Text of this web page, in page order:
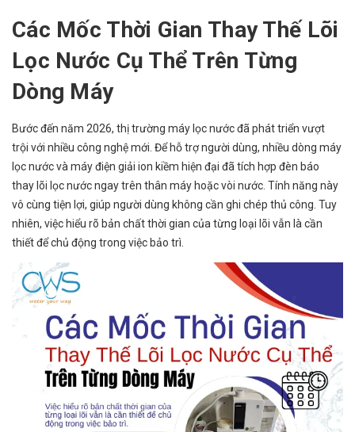
Các Mốc Thời Gian Thay Thế Lõi
Lọc Nước Cụ Thể Trên Từng
Dòng Máy
Bước đến năm 2026, thị trường máy lọc nước đã phát triển vượt
trội với nhiều công nghệ mới. Để hỗ trợ người dùng, nhiều dòng máy
lọc nước và máy điện giải ion kiềm hiện đại đã tích hợp đèn báo
thay lõi lọc nước ngay trên thân máy hoặc vòi nước. Tính năng này
vô cùng tiện lợi, giúp người dùng không cần ghi chép thủ công. Tuy
nhiên, việc hiểu rõ bản chất thời gian của từng loại lõi vẫn là cần
thiết để chủ động trong việc bảo trì.